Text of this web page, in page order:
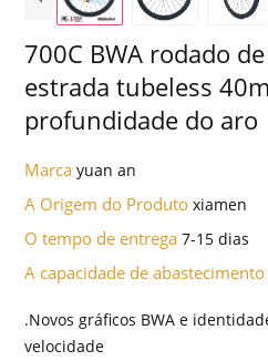
700C BWA rodado
estrada tubeless
profundidade do aro
Marcayuan an
A Origem do Produtoxiamen
O tempo de entrega7-15 dias
A capacidade de abastecimento
.Novos gráficos BWA e
velocidade